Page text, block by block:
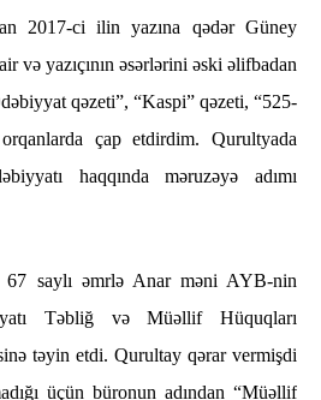
2017-ci ilin yazına qədər Güney
və yazıçının əsərlərini əski əlifbadan
qəzeti”, “Kaspi” qəzeti, “525-
çap etdirdim. Qurultyada
haqqında məruzəyə adımı
saylı əmrlə Anar məni AYB-nin
Təbliğ və Müəllif Hüquqları
təyin etdi. Qurultay qərar vermişdi
üçün büronun adından “Müəllif